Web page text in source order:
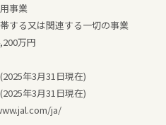
事業
する又は関連する一切の事業
万円
年3月31日現在)
年3月31日現在)
ja/